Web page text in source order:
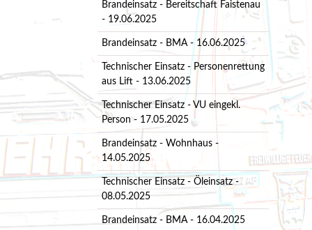
Brandeinsatz - Bereitschaft Faistenau
- 19.06.2025
Brandeinsatz - BMA - 16.06.2025
Technischer Einsatz - Personenrettung
aus Lift - 13.06.2025
Technischer Einsatz - VU eingekl.
Person - 17.05.2025
Brandeinsatz - Wohnhaus -
14.05.2025
Technischer Einsatz - Öleinsatz -
08.05.2025
Brandeinsatz - BMA - 16.04.2025